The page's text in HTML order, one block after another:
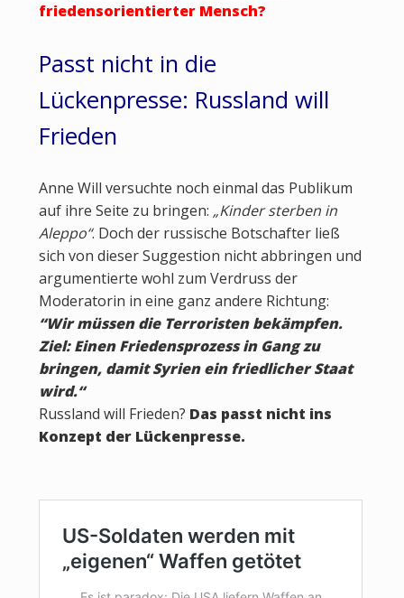
friedensorientierter Mensch?
Passt nicht in die
Lückenpresse: Russland will
Frieden
Anne Will versuchte noch einmal das Publikum
auf ihre Seite zu bringen: „Kinder sterben in
Aleppo“. Doch der russische Botschafter ließ
sich von dieser Suggestion nicht abbringen und
argumentierte wohl zum Verdruss der
Moderatorin in eine ganz andere Richtung:
“Wir müssen die Terroristen bekämpfen.
Ziel: Einen Friedensprozess in Gang zu
bringen, damit Syrien ein friedlicher Staat
wird.“
Russland will Frieden? Das passt nicht ins
Konzept der Lückenpresse.